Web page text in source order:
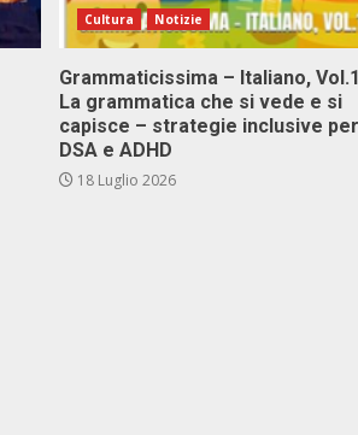
Cultura Notizie
Grammaticissima – Italiano,
La grammatica che si vede e si
capisce – strategie inclusive per
DSA e ADHD
18 Luglio 2026